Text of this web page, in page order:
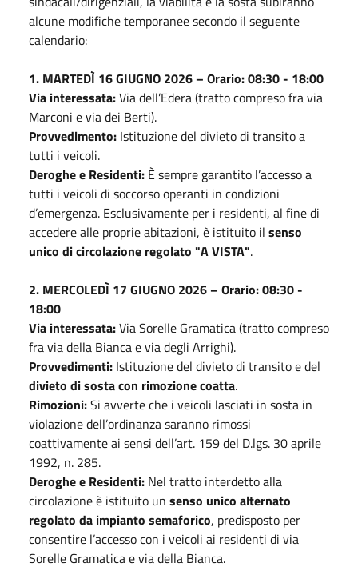
alcune modifiche temporanee secondo il seguente
calendario:
1. MARTEDÌ 16 GIUGNO 2026 – Orario: 08:30 - 18:00
Via interessata:Via dell’Edera (tratto compreso fra via
Marconi e via dei Berti).
Provvedimento: Istituzione del divieto di transito a
tutti i veicoli.
Deroghe e Residenti: È sempre garantito l’accesso a
tutti i veicoli di soccorso operanti in condizioni
d’emergenza. Esclusivamente per i residenti, al fine di
accedere alle proprie abitazioni, è istituito il senso
unico di circolazione regolato "A VISTA".
2. MERCOLEDÌ 17 GIUGNO 2026 – Orario: 08:30 -
18:00
Via interessata:Via Sorelle Gramatica (tratto compreso
fra via della Bianca e via degli Arrighi).
Provvedimenti: Istituzione del divieto di transito e del
divieto di sosta con rimozione coatta.
Rimozioni:Si avverte che i veicoli lasciati in sosta in
violazione dell’ordinanza saranno rimossi
coattivamente ai sensi dell’art. 159 del D.lgs. 30 aprile
1992, n. 285.
Deroghe e Residenti: Nel tratto interdetto alla
circolazione è istituito un senso unico alternato
regolato da impianto semaforico, predisposto per
consentire l’accesso con i veicoli ai residenti di via
Sorelle Gramatica e via della Bianca.